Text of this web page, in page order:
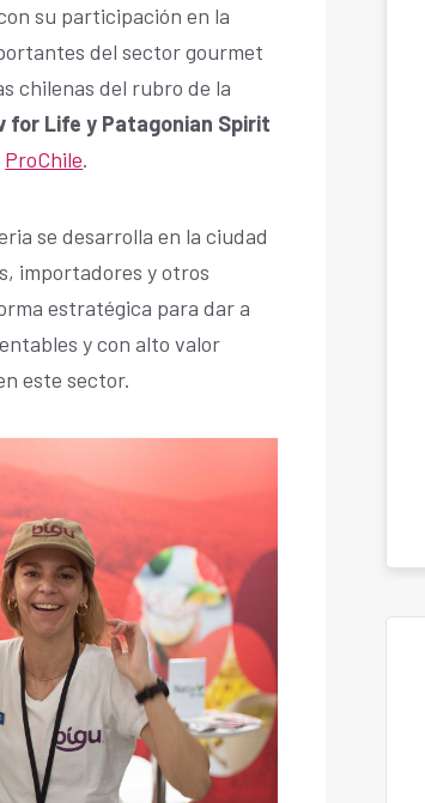
su participación en la
del sector gourmet
chilenas del rubro de la
for Life y Patagonian Spirit
ProChile.
se desarrolla en la ciudad
importadores y otros
estratégica para dar a
y con alto valor
este sector.